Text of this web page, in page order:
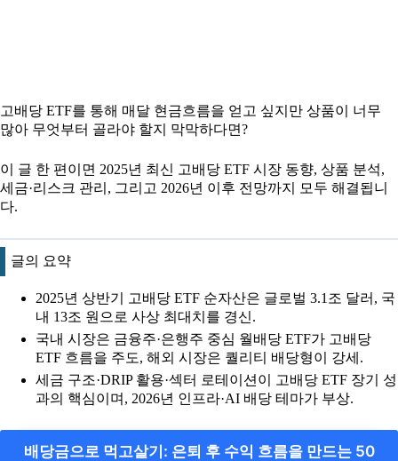
고배당 ETF를 통해 매달 현금흐름을 얻고 싶지만 상품이 너무
많아 무엇부터 골라야 할지 막막하다면?
이 글 한 편이면 2025년 최신 고배당 ETF 시장 동향, 상품 분석,
세금·리스크 관리, 그리고 2026년 이후 전망까지 모두 해결됩니
다.
글의 요약
2025년 상반기 고배당 ETF 순자산은 글로벌 3.1조 달러, 국
내 13조 원으로 사상 최대치를 경신.
국내 시장은 금융주·은행주 중심 월배당 ETF가 고배당
ETF 흐름을 주도, 해외 시장은 퀄리티 배당형이 강세.
세금 구조·DRIP 활용·섹터 로테이션이 고배당 ETF 장기 성
과의 핵심이며, 2026년 인프라·AI 배당 테마가 부상.
배당금으로 먹고살기: 은퇴 후 수익 흐름을 만드는 50